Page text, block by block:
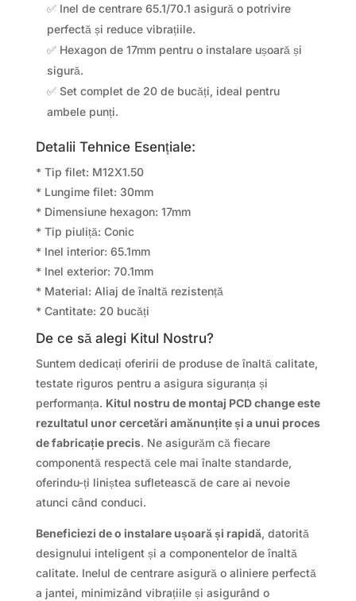
✅ Inel de centrare 65.1/70.1 asigură o potrivire
perfectă și reduce vibrațiile.
✅ Hexagon de 17mm pentru o instalare ușoară și
sigură.
✅ Set complet de 20 de bucăți, ideal pentru
ambele punți.
Detalii Tehnice Esențiale:
* Tip filet: M12X1.50
* Lungime filet: 30mm
* Dimensiune hexagon: 17mm
* Tip piuliță: Conic
* Inel interior: 65.1mm
* Inel exterior: 70.1mm
* Material: Aliaj de înaltă rezistență
* Cantitate: 20 bucăți
De ce să alegi Kitul Nostru?
Suntem dedicați oferirii de produse de înaltă calitate,
testate riguros pentru a asigura siguranța și
performanța. Kitul nostru de montaj PCD change este
rezultatul unor cercetări amănunțite și a unui proces
de fabricație precis. Ne asigurăm că fiecare
componentă respectă cele mai înalte standarde,
oferindu-ți liniștea sufletească de care ai nevoie
atunci când conduci.
Beneficiezi de o instalare ușoară și rapidă, datorită
designului inteligent și a componentelor de înaltă
calitate. Inelul de centrare asigură o aliniere perfectă
a jantei, minimizând vibrațiile și asigurând o